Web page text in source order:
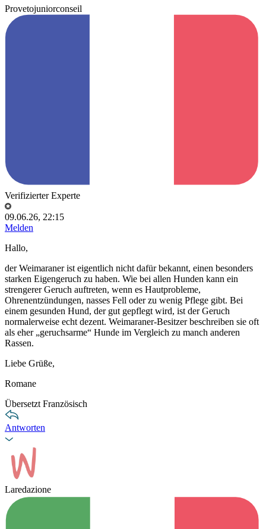
Provetojuniorconseil
Verifizierter Experte
09.06.26, 22:15
Melden
Hallo,
der Weimaraner ist eigentlich nicht dafür bekannt, einen besonders
starken Eigengeruch zu haben. Wie bei allen Hunden kann ein
strengerer Geruch auftreten, wenn es Hautprobleme,
Ohrenentzündungen, nasses Fell oder zu wenig Pflege gibt. Bei
einem gesunden Hund, der gut gepflegt wird, ist der Geruch
normalerweise echt dezent. Weimaraner-Besitzer beschreiben sie oft
als eher „geruchsarme“ Hunde im Vergleich zu manch anderen
Rassen.
Liebe Grüße,
Romane
Übersetzt Französisch
Antworten
Laredazione